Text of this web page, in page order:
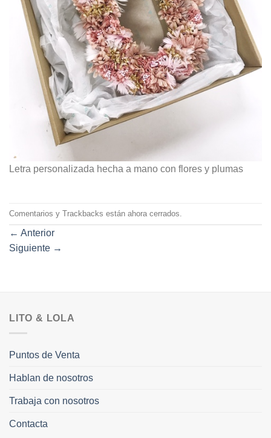
Letra personalizada hecha a mano con flores y plumas
Comentarios y Trackbacks están ahora cerrados.
← Anterior
Siguiente →
LITO & LOLA
Puntos de Venta
Hablan de nosotros
Trabaja con nosotros
Contacta